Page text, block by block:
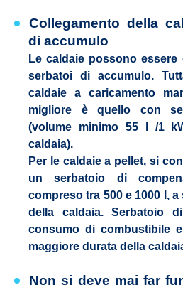
Collegamento della
di accumulo
Le caldaie possono
serbatoi di accumulo.
caldaie a caricamento
migliore è quello con
(volume minimo 55 l /1
caldaia).
Per le caldaie a pellet, si
un serbatoio di
compreso tra 500 e 1000 l,
della caldaia. Serbatoio
consumo di combustibile
maggiore durata della
Non si deve mai far